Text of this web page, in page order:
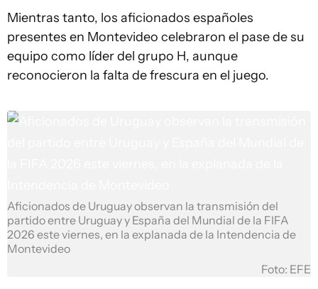
Mientras tanto, los aficionados españoles
presentes en Montevideo celebraron el pase de su
equipo como líder del grupo H, aunque
reconocieron la falta de frescura en el juego.
Aficionados de Uruguay observan la transmisión del
partido entre Uruguay y España del Mundial de la FIFA
2026 este viernes, en la explanada de la Intendencia de
Montevideo
Foto: EFE